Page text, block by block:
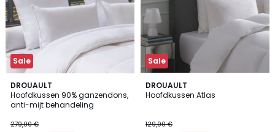
Sale
DROUAULT
Hoofdkussen 90% ganzendons,
anti-mijt behandeling
279,00 €
3
/
5
Sale
DROUAULT
Hoofdkussen Atlas
129,00 €